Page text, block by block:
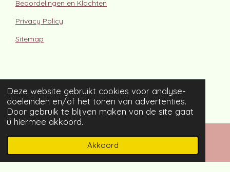
Deze website gebruikt cookies voor analyse-
doeleinden en/of het tonen van advertenties.
Door gebruik te blijven maken van de site gaat
u hiermee akkoord.
Akkoord
Beoordelingen en Klachten
Privacy Policy
Sitemap